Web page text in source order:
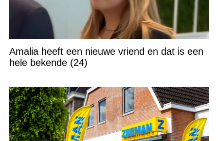
Amalia heeft een nieuwe vriend en dat is een
hele bekende (24)